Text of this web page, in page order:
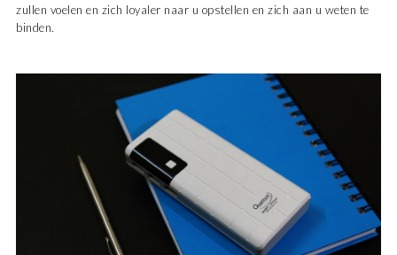
zullen voelen en zich loyaler naar u opstellen en zich aan u weten te
binden.